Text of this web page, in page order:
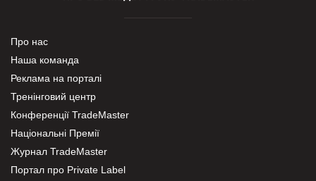
Про нас
Наша команда
Реклама на порталі
Тренінговий центр
Конференції TradeMaster
Національні Премії
Журнал TradeMaster
Портал про Private Label